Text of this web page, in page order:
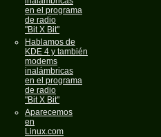
en el programa
de radio
"Bit X Bit"
Hablamos de
KDE 4 y también
modems
inalámbricas
en el programa
de radio
"Bit X Bit"
Aparecemos
en
Linux.com